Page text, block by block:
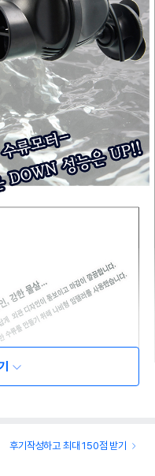
후기작성하고 최대 150점 받기